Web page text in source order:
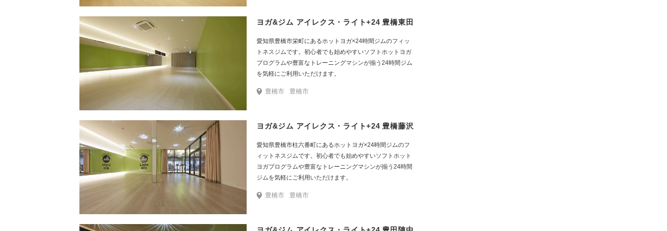
ヨガ&ジム アイレクス・ライト+24 豊橋東田
愛知県豊橋市栄町にあるホットヨガ×24時間ジムのフィッ
トネスジムです。初心者でも始めやすいソフトホットヨガ
プログラムや豊富なトレーニングマシンが揃う24時間ジム
を気軽にご利用いただけます。
豊橋市 豊橋市
ヨガ&ジム アイレクス・ライト+24 豊橋藤沢
愛知県豊橋市柱六番町にあるホットヨガ×24時間ジムのフ
ィットネスジムです。初心者でも始めやすいソフトホット
ヨガプログラムや豊富なトレーニングマシンが揃う24時間
ジムを気軽にご利用いただけます。
豊橋市 豊橋市